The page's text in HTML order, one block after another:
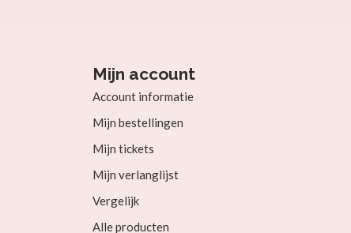
Mijn account
Account informatie
Mijn bestellingen
Mijn tickets
Mijn verlanglijst
Vergelijk
Alle producten